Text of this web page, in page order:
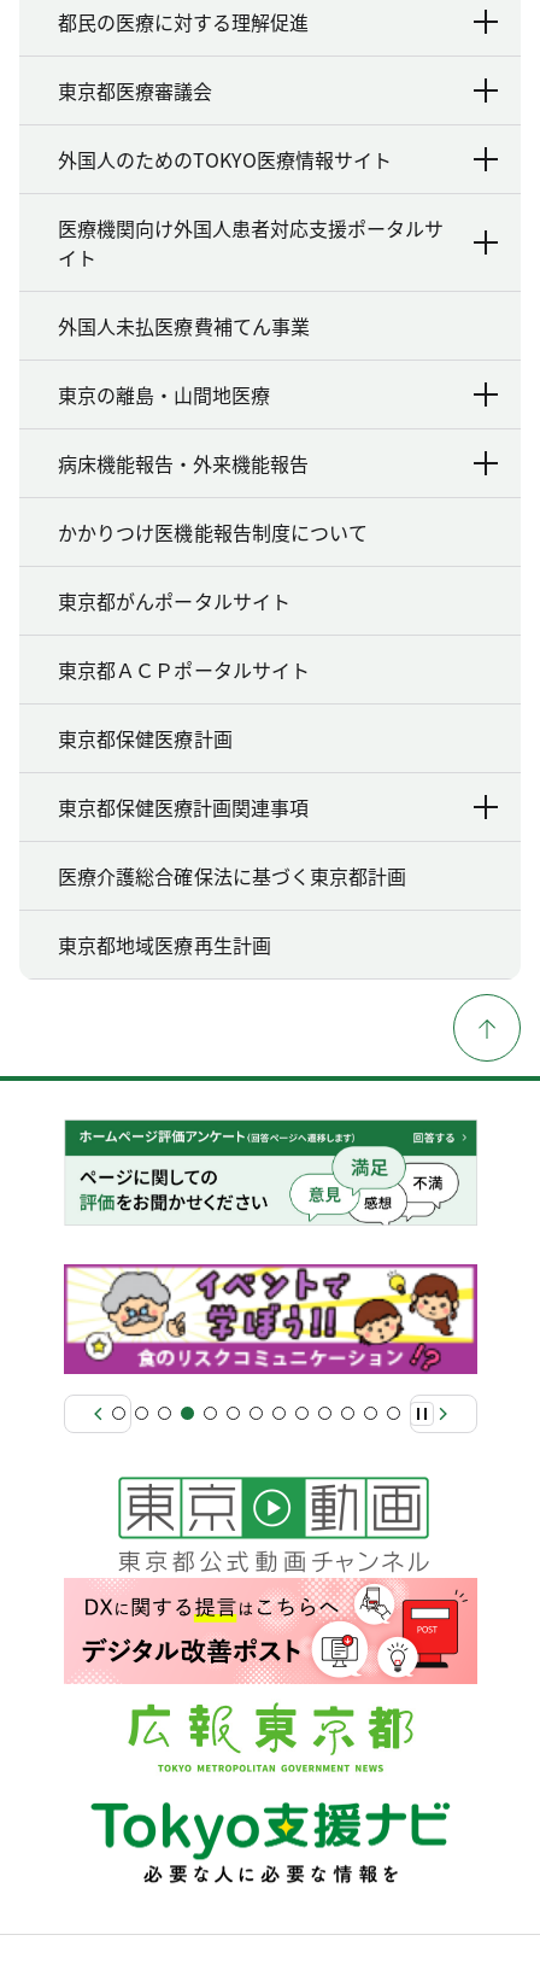
都民の医療に対する理解促進
東京都医療審議会
外国人のためのTOKYO医療情報サイト
医療機関向け外国人患者対応支援ポータルサ
イト
外国人未払医療費補てん事業
東京の離島・山間地医療
病床機能報告・外来機能報告
かかりつけ医機能報告制度について
東京都がんポータルサイト
東京都ＡＣＰポータルサイト
東京都保健医療計画
東京都保健医療計画関連事項
医療介護総合確保法に基づく東京都計画
東京都地域医療再生計画